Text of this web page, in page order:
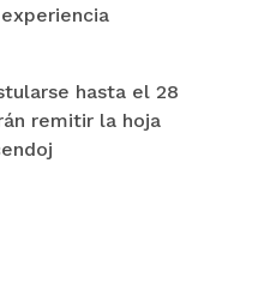
hasta el 28
remitir la hoja